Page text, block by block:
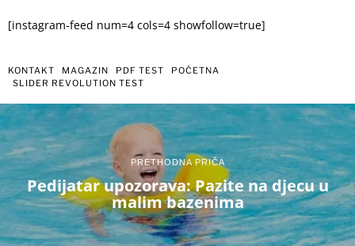
[instagram-feed num=4 cols=4 showfollow=true]
KONTAKT MAGAZIN PDF TEST
POČETNA
SLIDER REVOLUTION TEST
PRETHODNA PRIČA
Pedijatar upozorava: Pazite na djecu u
malim bazenima